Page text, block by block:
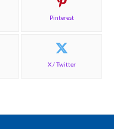
Pinterest
X / Twitter